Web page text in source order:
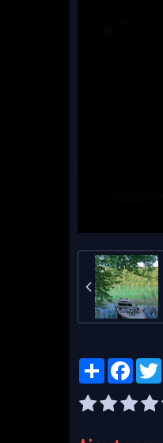
Partager